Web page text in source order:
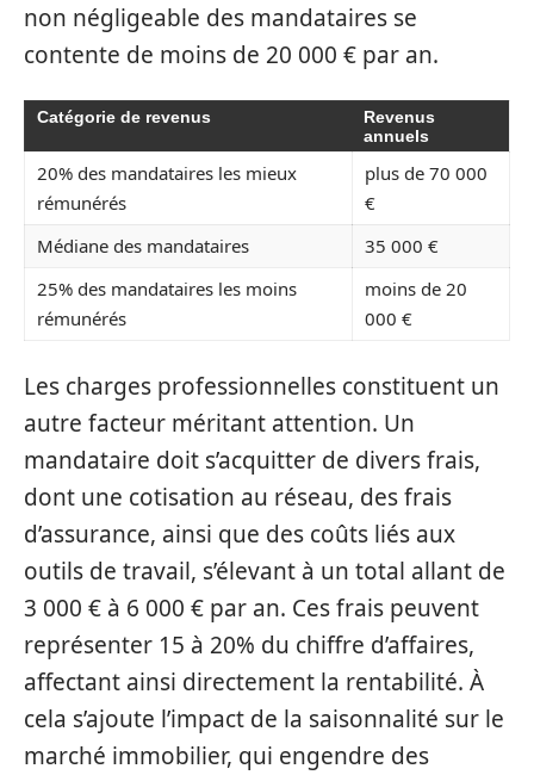
non négligeable des mandataires se
contente de moins de 20 000 € par an.
Catégorie de revenus
Revenus
annuels
20% des mandataires les mieux
rémunérés
plus de 70 000
€
Médiane des mandataires
35 000 €
25% des mandataires les moins
rémunérés
moins de 20
000 €
Les charges professionnelles constituent un
autre facteur méritant attention. Un
mandataire doit s’acquitter de divers frais,
dont une cotisation au réseau, des frais
d’assurance, ainsi que des coûts liés aux
outils de travail, s’élevant à un total allant de
3 000 € à 6 000 € par an. Ces frais peuvent
représenter 15 à 20% du chiffre d’affaires,
affectant ainsi directement la rentabilité. À
cela s’ajoute l’impact de la saisonnalité sur le
marché immobilier, qui engendre des